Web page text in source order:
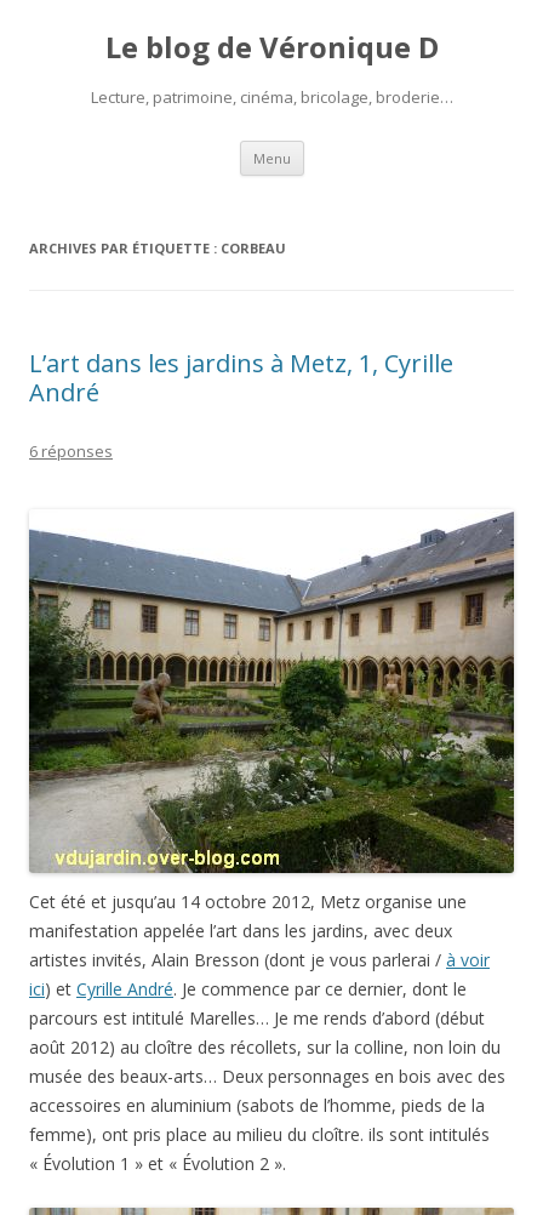
Le blog de Véronique D
Lecture, patrimoine, cinéma, bricolage, broderie…
Menu Aller
contenu
ARCHIVES PAR ÉTIQUETTE : CORBEAU
L’art dans les jardins à Metz, 1, Cyrille
André
6 réponses
Cet été et jusqu’au 14 octobre 2012, Metz organise une
manifestation appelée l’art dans les jardins, avec deux
artistes invités, Alain Bresson (dont je vous parlerai / à voir
ici) et Cyrille André. Je commence par ce dernier, dont le
parcours est intitulé Marelles… Je me rends d’abord (début
août 2012) au cloître des récollets, sur la colline, non loin du
musée des beaux-arts… Deux personnages en bois avec des
accessoires en aluminium (sabots de l’homme, pieds de la
femme), ont pris place au milieu du cloître. ils sont intitulés
« Évolution 1 » et « Évolution 2 ».